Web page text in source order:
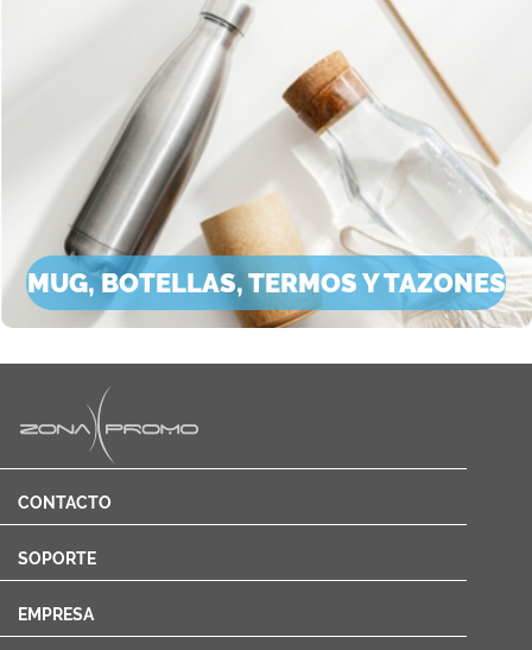
MUG, BOTELLAS, TERMOS Y TAZONES
CONTACTO
SOPORTE
EMPRESA